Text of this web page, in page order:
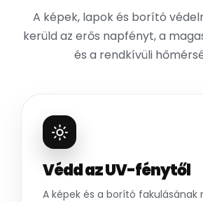
A képek, lapok és borító
kerüld az erős napfényt, a
és a rendkívüli
Védd az UV-fénytől
A képek és a borító fakulásának